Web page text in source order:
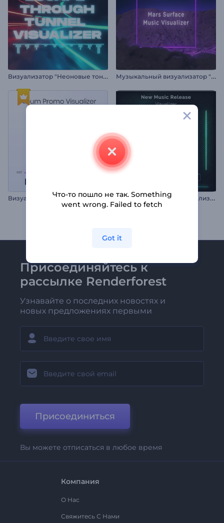
В
изуализатор "Неоновые тоннели" М
узыкальный визуализатор "Поверхность Марса"
В
изуализатор музыки: Промо альбома В
изуализатор музыки: Релиз музыки
Присоединяйтесь к
рассылке Renderforest
Узнавайте о последних новостях и
новых предложениях первыми
Присоединиться
Вы можете отписаться в любое время
Компания
О Нас
Свяжитесь С Нами
Что-то пошло не так. Something
went wrong. Failed to fetch
Got it